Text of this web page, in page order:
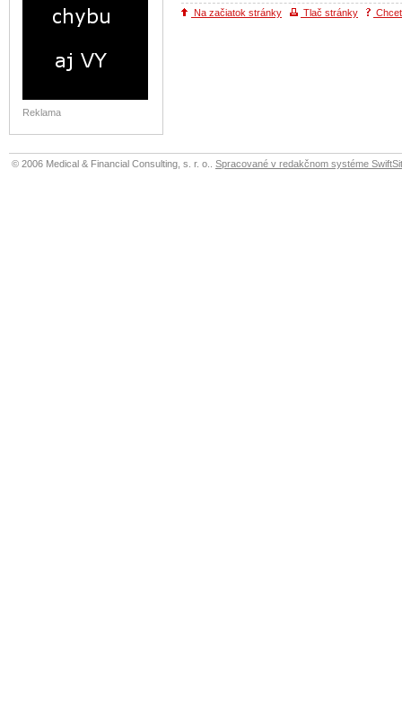
Reklama
Na začiatok stránky Tlač stránky
© 2006 Medical & Financial Consulting, s. r. o.. Spracované v redakčnom systéme